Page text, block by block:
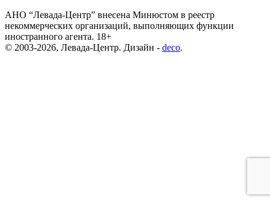
АНО “Левада-Центр” внесена Минюстом в реестр
некоммерческих организаций, выполняющих функции
иностранного агента. 18+
© 2003-2026, Левада-Центр. Дизайн - deco.